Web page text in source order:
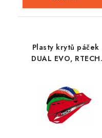
Plasty krytů páček
DUAL EVO, RTECH